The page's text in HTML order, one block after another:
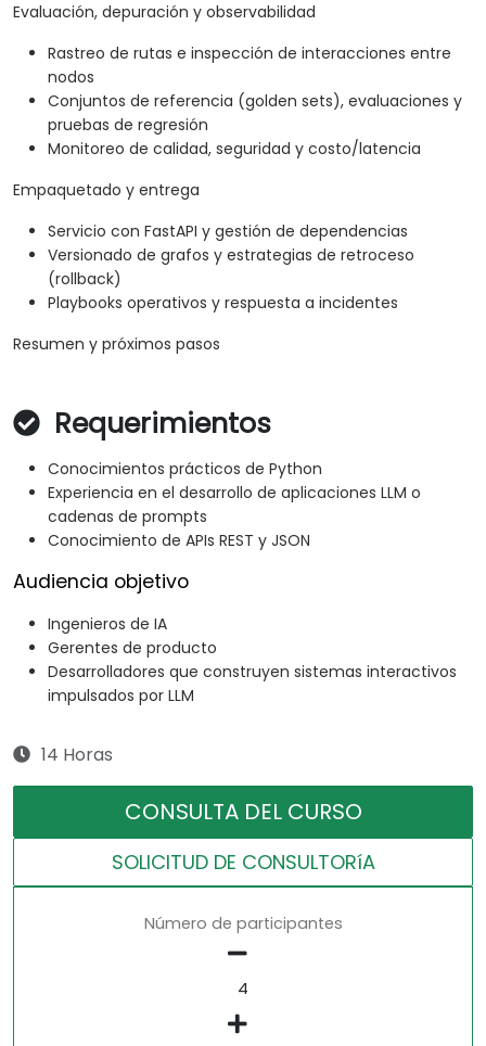
Evaluación, depuración y observabilidad
Rastreo de rutas e inspección de interacciones entre
nodos
Conjuntos de referencia (golden sets), evaluaciones y
pruebas de regresión
Monitoreo de calidad, seguridad y costo/latencia
Empaquetado y entrega
Servicio con FastAPI y gestión de dependencias
Versionado de grafos y estrategias de retroceso
(rollback)
Playbooks operativos y respuesta a incidentes
Resumen y próximos pasos
Requerimientos
Conocimientos prácticos de Python
Experiencia en el desarrollo de aplicaciones LLM o
cadenas de prompts
Conocimiento de APIs REST y JSON
Audiencia objetivo
Ingenieros de IA
Gerentes de producto
Desarrolladores que construyen sistemas interactivos
impulsados por LLM
14 Horas
CONSULTA DEL CURSO
SOLICITUD DE CONSULTORíA
Número de participantes